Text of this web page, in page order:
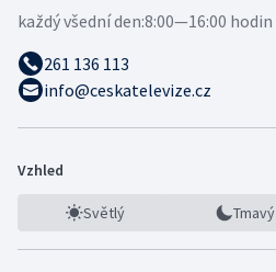
každý všední den:8:00—16:00 hodin
261 136 113
info@ceskatelevize.cz
Vzhled
Světlý Tmavý